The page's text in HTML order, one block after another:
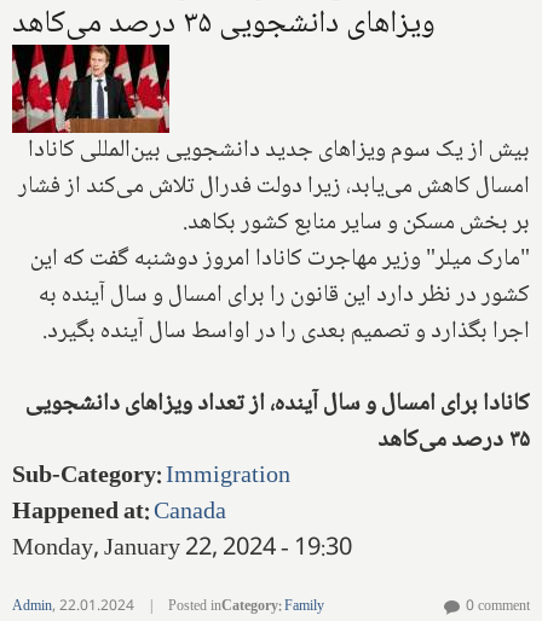
ویزاهای دانشجویی ۳۵ درصد می‌کاهد
بیش از یک سوم ویزاهای جدید دانشجویی بین‌المللی کانادا
امسال کاهش می‌یابد، زیرا دولت فدرال تلاش می‌کند از فشار
بر بخش مسکن و سایر منابع کشور بکاهد.
"مارک میلر" وزیر مهاجرت کانادا امروز دوشنبه گفت که این
کشور در نظر دارد این قانون را برای امسال و سال آینده به
اجرا بگذارد و تصمیم بعدی را در اواسط سال آینده بگیرد.
کانادا برای امسال و سال آینده، از تعداد ویزاهای دانشجویی
۳۵ درصد می‌کاهد
Sub-Category:Immigration
Happened at:Canada
Monday, January 22, 2024 - 19:30
Admin,22.01.2024 | Posted inCategory:Family 0 comment